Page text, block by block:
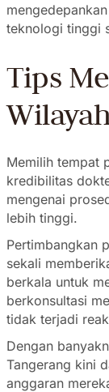
teknologi tinggi
Tips
Memilih tempat
kredibilitas
mengenai
lebih tinggi.
Pertimbangkan
sekali
berkala untuk
berkonsultasi
tidak terjadi
Dengan
Tangerang kini
anggaran